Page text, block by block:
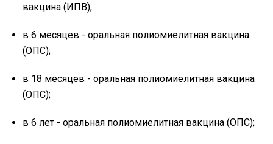
вакцина (ИПВ);
в 6 месяцев - оральная полиомиелитная вакцина
(ОПС);
в 18 месяцев - оральная полиомиелитная вакцина
(ОПС);
в 6 лет - оральная полиомиелитная вакцина (ОПС);